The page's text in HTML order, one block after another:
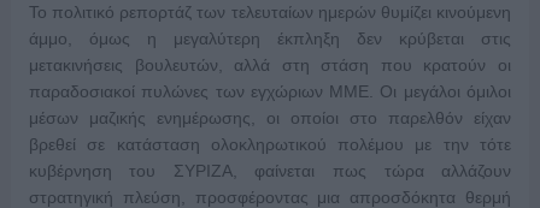
Το πολιτικό ρεπορτάζ των τελευταίων ημερών θυμίζει κινούμενη
άμμο, όμως η μεγαλύτερη έκπληξη δεν κρύβεται στις
μετακινήσεις βουλευτών, αλλά στη στάση που κρατούν οι
παραδοσιακοί πυλώνες των εγχώριων ΜΜΕ. Οι μεγάλοι όμιλοι
μέσων μαζικής ενημέρωσης, οι οποίοι στο παρελθόν είχαν
βρεθεί σε κατάσταση ολοκληρωτικού πολέμου με την τότε
κυβέρνηση του ΣΥΡΙΖΑ, φαίνεται πως τώρα αλλάζουν
στρατηγική πλεύση, προσφέροντας μια απροσδόκητα θερμή